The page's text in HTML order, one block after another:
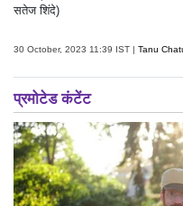
सतेज शिंदे)
30 October, 2023 11:39 IST | Tanu